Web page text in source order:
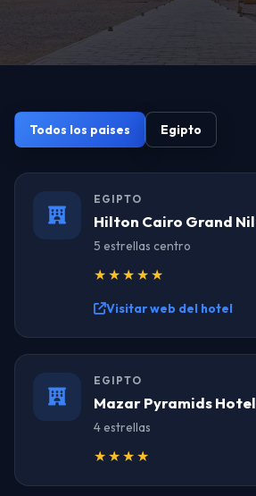
Todos los paises Egipto
EGIPTO
Hilton Cairo Grand
5 estrellas centro
★★★★★
Visitar web del hotel
EGIPTO
Mazar Pyramids Hotel
4 estrellas
★★★★